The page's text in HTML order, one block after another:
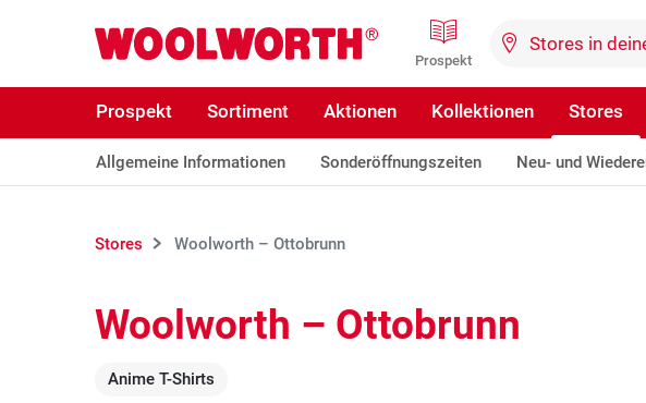
Woolworth GmbH Prospekt
Prospekt Sortiment Aktionen Kollektionen Stores
Allgemeine Informationen Sonderöffnungszeiten Neu- und
Stores Woolworth – Ottobrunn
Woolworth – Ottobrunn
Anime T-Shirts